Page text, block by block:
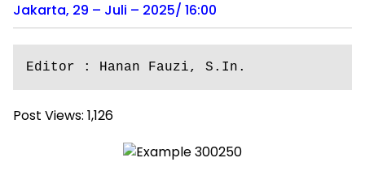
Jakarta, 29 – Juli – 2025/ 16:00
Editor : Hanan Fauzi, S.In.
Post Views: 1,126